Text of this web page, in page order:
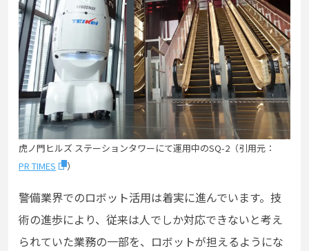
虎ノ門ヒルズ ステーションタワーにて運用中のSQ-2（引用元：
PR TIMES
）
警備業界でのロボット活用は着実に進んでいます。技
術の進歩により、従来は人でしか対応できないと考え
られていた業務の一部を、ロボットが担えるようにな